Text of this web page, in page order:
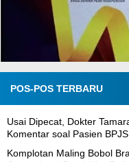
POS-POS TERBARU
Usai Dipecat, Dokter
Komentar soal Pasien
Komplotan Maling Bobol